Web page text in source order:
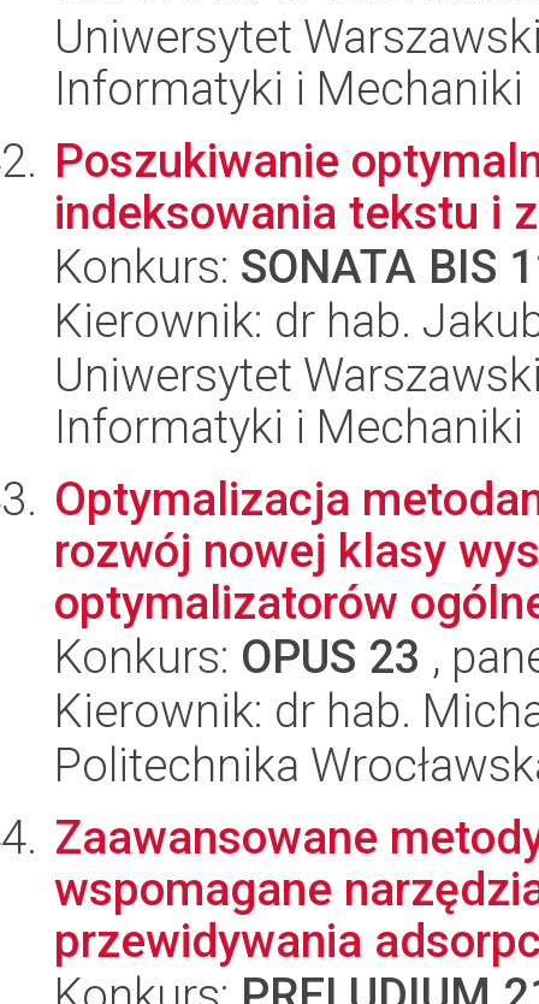
Uniwersytet
Informatyki i Mechaniki
Poszukiwanie
indeksowania tekstu i
Konkurs: SONATA BIS
Kierownik: dr hab.
Uniwersytet
Informatyki i Mechaniki
Optymalizacja
rozwój nowej klasy
optymalizatorów
Konkurs: OPUS 23 ,
Kierownik: dr hab.
Politechnika
Zaawansowane
wspomagane
przewidywania